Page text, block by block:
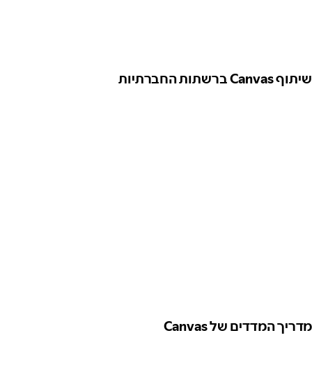
שיתוף Canvas ברשתות החברתיות
מדריך המדדים של Canvas